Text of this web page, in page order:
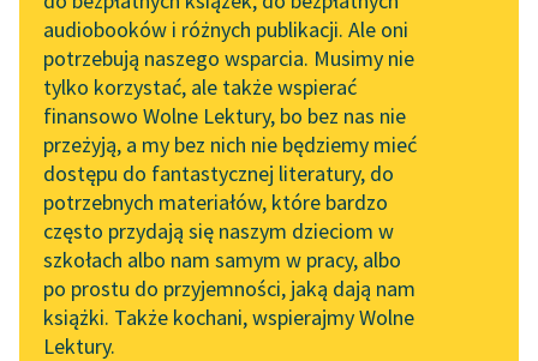
Byliśmy częścią AI Impact
Lab
Zapraszamy na spotkanie
online z tłumaczkami
literatury skandynawskiej
Spotkanie z Katarzyną
Tunkiel w Oslo
102. lata temu zmarł
Joseph Conrad
Leśmianator
Przewodnik dla piszących i
czytających
API
OAI-PMH
Widget Wolnych Lektur
Przypisy
audiobooków i różnych publikacji. Ale oni
potrzebują naszego wsparcia. Musimy nie
tylko korzystać, ale także wspierać
finansowo Wolne Lektury, bo bez nas nie
przeżyją, a my bez nich nie będziemy mieć
dostępu do fantastycznej literatury, do
potrzebnych materiałów, które bardzo
często przydają się naszym dzieciom w
szkołach albo nam samym w pracy, albo
po prostu do przyjemności, jaką dają nam
książki. Także kochani, wspierajmy Wolne
Lektury.
Warszawianka
1831
Oto dziś dzień krwi i
chwały,
Oby dniem
wskrzeszenia był!
W gwiazdę Polski orzeł
biały...